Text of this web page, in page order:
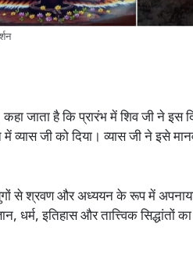
कहा जाता है कि प्रारंभ में शिव जी ने इस
व्यास जी को दिया। व्यास जी ने इसे
से श्रवण और अध्ययन के रूप में
इतिहास और तात्त्विक सिद्धांतों